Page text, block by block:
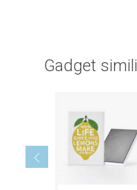
Gadget simili